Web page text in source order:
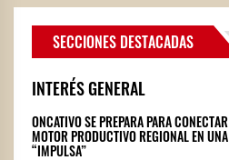
SECCIONES DESTACADAS
INTERÉS GENERAL
ONCATIVO SE PREPARA PARA
MOTOR PRODUCTIVO REGIONAL EN
“IMPULSA”